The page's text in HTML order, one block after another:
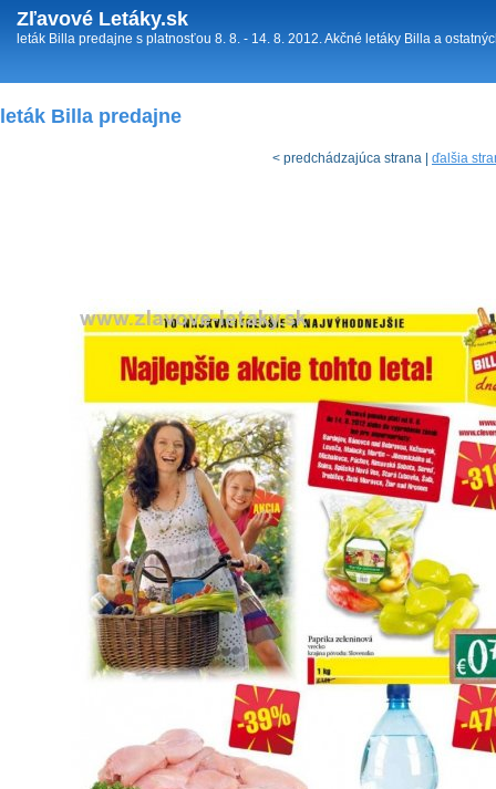
Zľavové Letáky.sk
leták Billa predajne s platnosťou 8. 8. - 14. 8. 2012. Akčné letáky Billa a
leták Billa predajne
< predchádzajúca strana | ďalšia